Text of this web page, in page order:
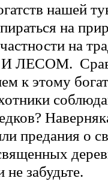
нашей
на
на
ЛЕСОМ.
к этому
предания о
не забудьте.